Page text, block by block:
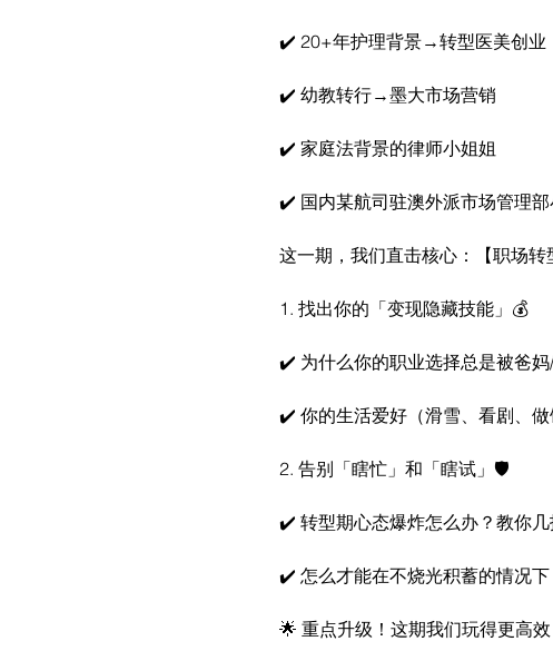
✔️ 20+年护理背景→转型医美创业
✔️ 幼教转行→墨大市场营销
✔️ 家庭法背景的律师小姐姐
✔️ 国内某航司驻澳外派市场管理部
这一期，我们直击核心：【职场转
1. 找出你的「变现隐藏技能」💰
✔️ 为什么你的职业选择总是被爸
✔️ 你的生活爱好（滑雪、看剧、
2. 告别「瞎忙」和「瞎试」🛡️
✔️ 转型期心态爆炸怎么办？教你几
✔️ 怎么才能在不烧光积蓄的情况下
🌟 重点升级！这期我们玩得更高效